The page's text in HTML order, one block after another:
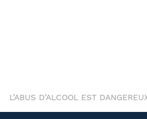
L’ABUS D’ALCOOL EST